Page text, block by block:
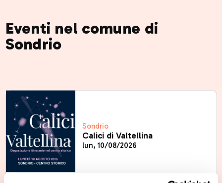
Eventi nel comune di
Sondrio
Sondrio
Calici di Valtellina
lun, 10/08/2026